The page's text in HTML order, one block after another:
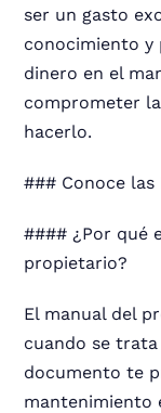
ser un gasto
conocimiento y
dinero en el
comprometer
hacerlo.
### Conoce las
#### ¿Por qué
propietario?
El manual del
cuando se
documento te
mantenimiento